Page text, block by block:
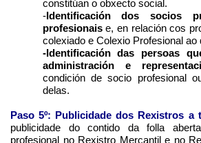
constitúan o obxecto social.
-Identificación dos socios
profesionaise, en relación cos
colexiado e Colexio Profesional ao
-Identificación das persoas
administración e
condición de socio profesional
delas.
Paso 5º: Publicidade dos Rexistros a
publicidade do contido da folla
profesional no Rexistro Mercantil e no